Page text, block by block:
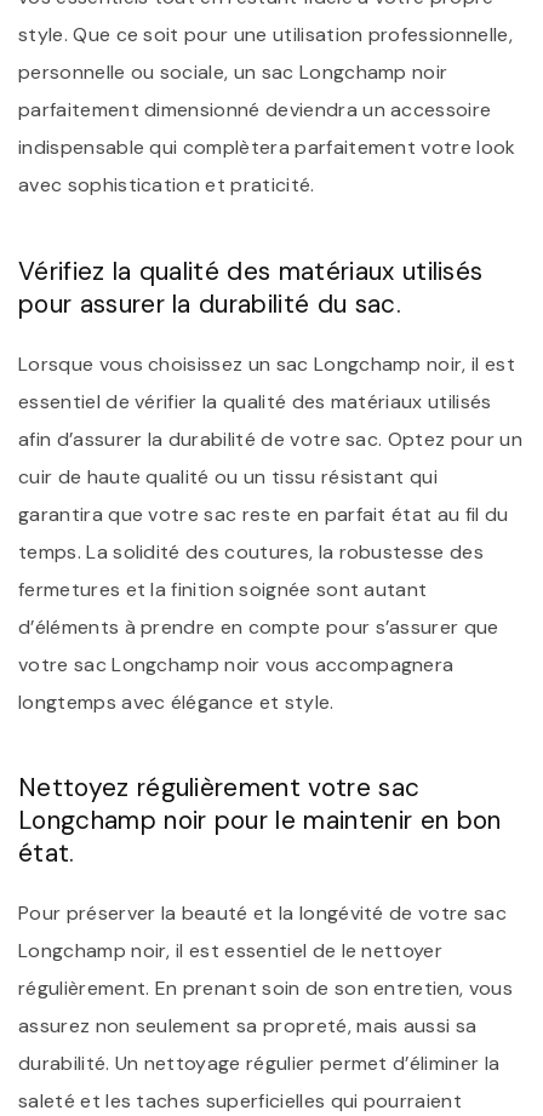
style. Que ce soit pour une utilisation professionnelle,
personnelle ou sociale, un sac Longchamp noir
parfaitement dimensionné deviendra un accessoire
indispensable qui complètera parfaitement votre look
avec sophistication et praticité.
Vérifiez la qualité des matériaux utilisés
pour assurer la durabilité du sac.
Lorsque vous choisissez un sac Longchamp noir, il est
essentiel de vérifier la qualité des matériaux utilisés
afin d’assurer la durabilité de votre sac. Optez pour un
cuir de haute qualité ou un tissu résistant qui
garantira que votre sac reste en parfait état au fil du
temps. La solidité des coutures, la robustesse des
fermetures et la finition soignée sont autant
d’éléments à prendre en compte pour s’assurer que
votre sac Longchamp noir vous accompagnera
longtemps avec élégance et style.
Nettoyez régulièrement votre sac
Longchamp noir pour le maintenir en bon
état.
Pour préserver la beauté et la longévité de votre sac
Longchamp noir, il est essentiel de le nettoyer
régulièrement. En prenant soin de son entretien, vous
assurez non seulement sa propreté, mais aussi sa
durabilité. Un nettoyage régulier permet d’éliminer la
saleté et les taches superficielles qui pourraient